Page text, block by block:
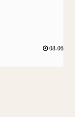
08-06